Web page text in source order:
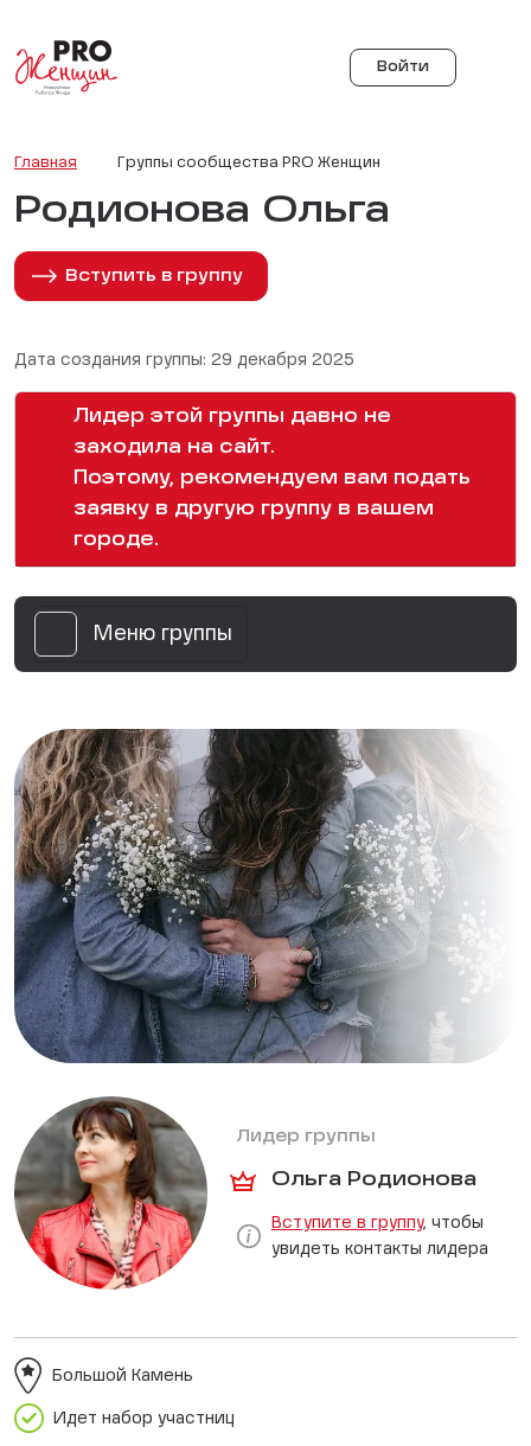
Войти
Главная Группы сообщества PRO Женщин
Родионова Ольга
Вступить в группу
Дата создания группы: 29 декабря 2025
Лидер этой группы давно не
заходила на сайт.
Поэтому, рекомендуем вам подать
заявку в другую группу в вашем
городе.
Меню группы
Лидер группы
Ольга Родионова
Вступите в группу, чтобы
увидеть контакты лидера
Идет набор участниц
Большой Камень